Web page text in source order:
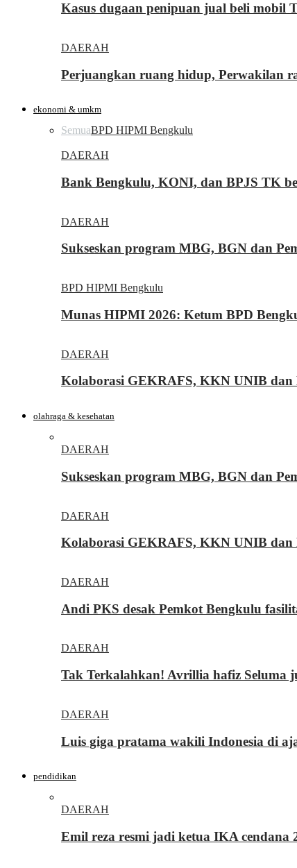
Kasus dugaan penipuan jual beli mobil
DAERAH
Perjuangkan ruang hidup, Perwakilan
ekonomi & umkm
SemuaBPD HIPMI Bengkulu
DAERAH
Bank Bengkulu, KONI, dan BPJS TK
DAERAH
Sukseskan program MBG, BGN dan
BPD HIPMI Bengkulu
Munas HIPMI 2026: Ketum BPD
DAERAH
Kolaborasi GEKRAFS, KKN UNIB
olahraga & kesehatan
DAERAH
Sukseskan program MBG, BGN dan
DAERAH
Kolaborasi GEKRAFS, KKN UNIB
DAERAH
Andi PKS desak Pemkot Bengkulu
DAERAH
Tak Terkalahkan! Avrillia hafiz Seluma
DAERAH
Luis giga pratama wakili Indonesia di
pendidikan
DAERAH
Emil reza resmi jadi ketua IKA cendana